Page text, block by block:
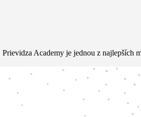
Academy je jednou z najlepších